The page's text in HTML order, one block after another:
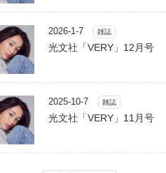
2026-1-7 雑誌
光文社「VERY」12月号
2025-10-7 雑誌
光文社「VERY」11月号